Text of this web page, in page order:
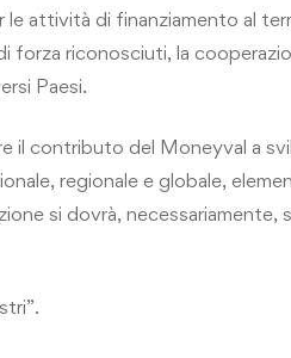
le attività di finanziamento al
forza riconosciuti, la
Paesi.
contributo del Moneyval a
regionale e globale,
si dovrà, necessariamente,